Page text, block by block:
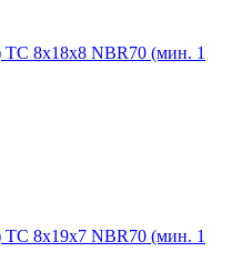
8х18х8 NBR70 (мин. 1
8х19х7 NBR70 (мин. 1